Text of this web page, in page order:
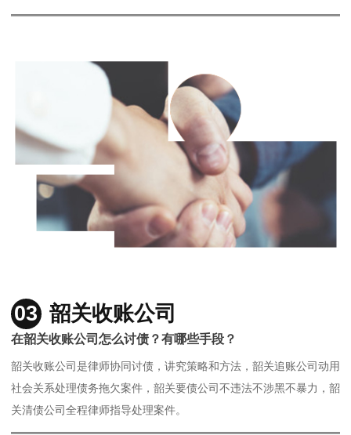
03 韶关收账公司
在韶关收账公司怎么讨债？有哪些手段？
韶关收账公司是律师协同讨债，讲究策略和方法，韶关追账公司动用
社会关系处理债务拖欠案件，韶关要债公司不违法不涉黑不暴力，韶
关清债公司全程律师指导处理案件。